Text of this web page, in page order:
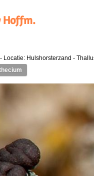
Hoffm.
- Locatie: Hulshorsterzand -